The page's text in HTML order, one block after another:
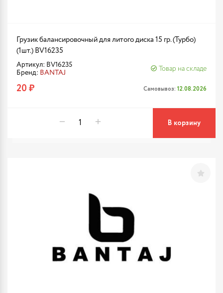
Грузик балансировочный для литого диска 15 гр. (Турбо)
(1шт.) BV16235
Артикул: BV16235
Бренд: BANTAJ
Товар на складе
20 ₽ Самовывоз: 12.08.2026
В корзину